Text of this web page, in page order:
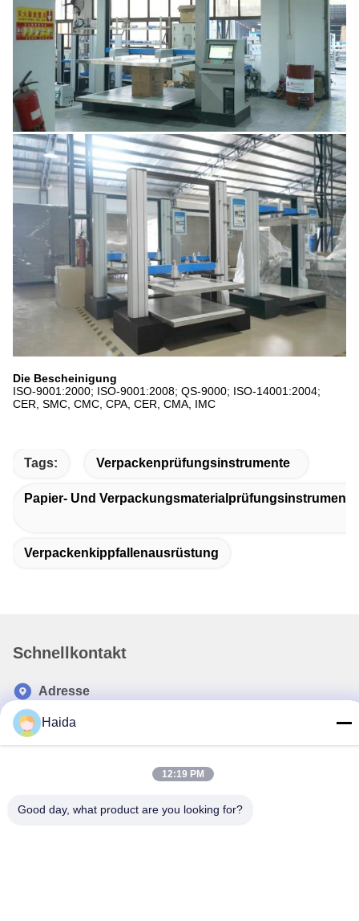
Die Bescheinigung
ISO-9001:2000; ISO-9001:2008; QS-9000; ISO-14001:2004;
CER, SMC, CMC, CPA, CER, CMA, IMC
Tags: Verpackenprüfungsinstrumente
Papier- Und Verpackungsmaterialprüfungsinstrumente
Verpackenkippfallenausrüstung
Schnellkontakt
Adresse
Raum 105, Gebäude F4, Bezirk F, Stadt Tianan Digital,
Nancheng-Bezirk, Dongguan-Stadt, Provinz Guangdong,
China
86-0769-89055588
Haida
12:19 PM
Good day, what product are you looking for?